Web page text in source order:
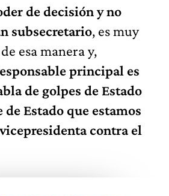
de decisión y no
subsecretario, es muy
esa manera y,
principal es
de golpes de Estado
Estado que estamos
contra el